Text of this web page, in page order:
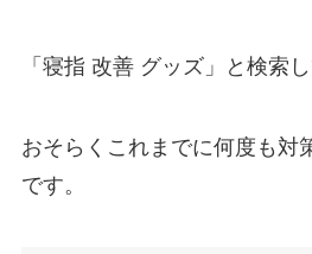
「寝指 改善 グッズ」と検索
おそらくこれまでに何度も対
です。